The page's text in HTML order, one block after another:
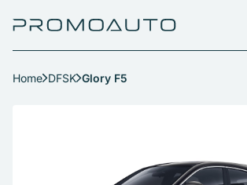
Home DFSK Glory F5